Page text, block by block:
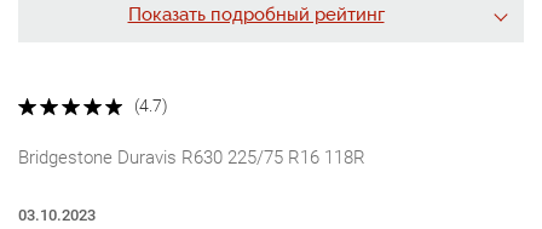
Показать подробный рейтинг
(4.7)
Bridgestone Duravis R630 225/75 R16 118R
03.10.2023